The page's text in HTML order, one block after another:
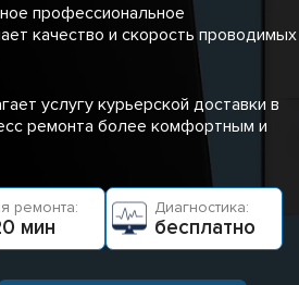
профессиональное
качество и скорость проводимых
услугу курьерской доставки в
ремонта более комфортным и
ремонта:
мин
Диагностика:
бесплатно